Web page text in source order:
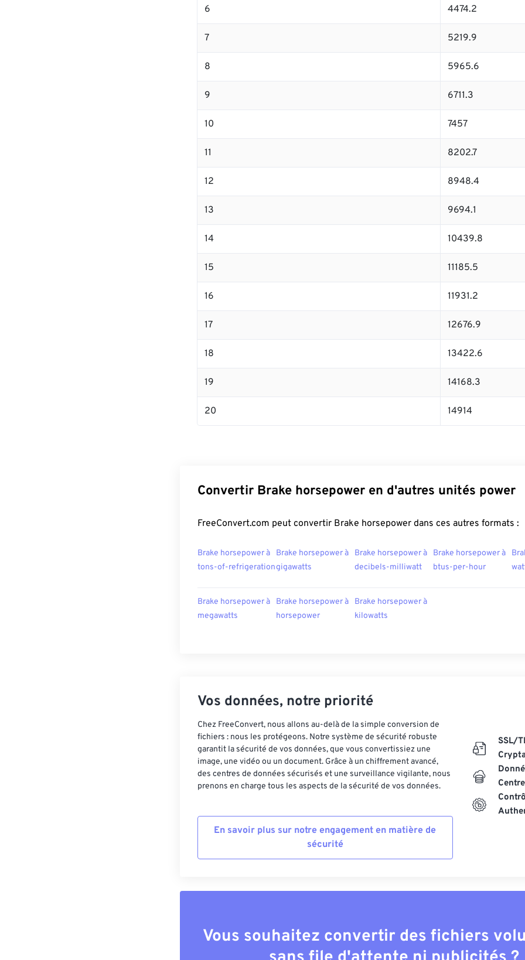
6 4474.2
7 5219.9
8 5965.6
9 6711.3
10 7457
11 8202.7
12 8948.4
13 9694.1
14 10439.8
15 11185.5
16 11931.2
17 12676.9
18 13422.6
19 14168.3
20 14914
Convertir Brake horsepower en d'autres unités power
FreeConvert.com peut convertir Brake horsepower dans ces autres formats :
Brake horsepower à
tons-of-refrigeration
Brake horsepower à
gigawatts
Brake horsepower à
decibels-milliwatt
Brake horsepower à
btus-per-hour
Brake horsepower à
megawatts
Brake horsepower à
horsepower
Brake horsepower à
kilowatts
Vos données, notre priorité
Chez FreeConvert, nous allons au-delà de la simple conversion de
fichiers : nous les protégeons. Notre système de sécurité robuste
garantit la sécurité de vos données, que vous convertissiez une
image, une vidéo ou un document. Grâce à un chiffrement avancé,
des centres de données sécurisés et une surveillance vigilante, nous
prenons en charge tous les aspects de la sécurité de vos données.
En savoir plus sur notre engagement en matière de
sécurité
SSL/
Vous souhaitez convertir des fichiers